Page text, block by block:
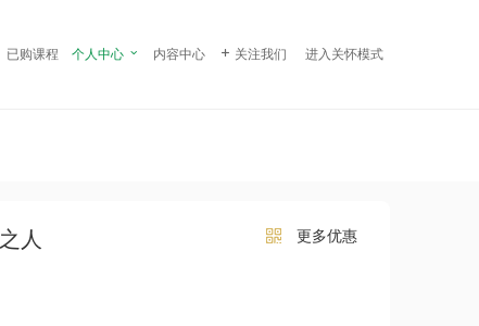
已购课程 个人中心  内容中心  关注我们 进入关怀模式
人
更多优惠